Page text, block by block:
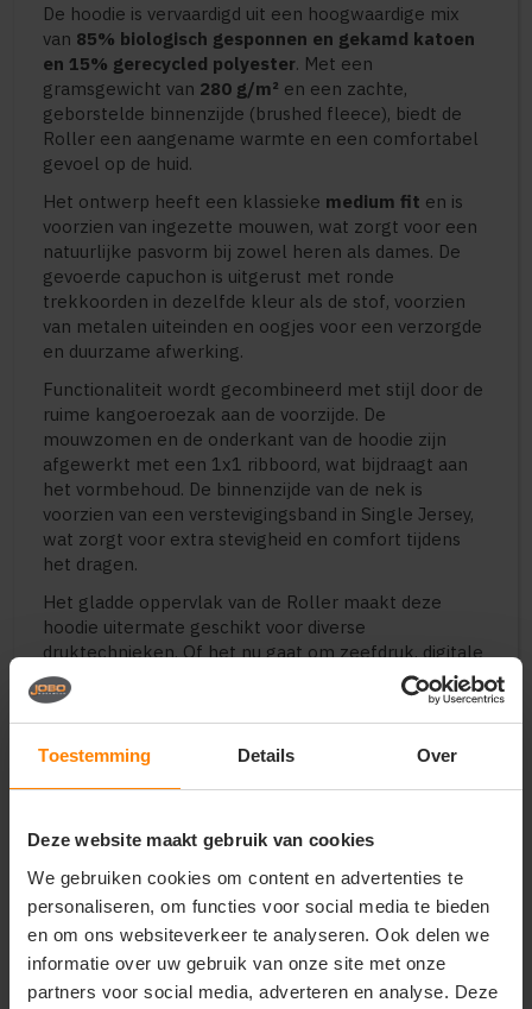
Toestemming Details Over
Deze website maakt gebruik van cookies
We gebruiken cookies om content en advertenties te
personaliseren, om functies voor social media te bieden
en om ons websiteverkeer te analyseren. Ook delen we
informatie over uw gebruik van onze site met onze
partners voor social media, adverteren en analyse. Deze
De hoodie is vervaardigd uit een hoogwaardige mix
van 85% biologisch gesponnen en gekamd katoen
en 15% gerecycled polyester. Met een
gramsgewicht van 280 g/m² en een zachte,
geborstelde binnenzijde (brushed fleece), biedt de
Roller een aangename warmte en een comfortabel
gevoel op de huid.
Het ontwerp heeft een klassieke medium fit en is
voorzien van ingezette mouwen, wat zorgt voor een
natuurlijke pasvorm bij zowel heren als dames. De
gevoerde capuchon is uitgerust met ronde
trekkoorden in dezelfde kleur als de stof, voorzien
van metalen uiteinden en oogjes voor een verzorgde
en duurzame afwerking.
Functionaliteit wordt gecombineerd met stijl door de
ruime kangoeroezak aan de voorzijde. De
mouwzomen en de onderkant van de hoodie zijn
afgewerkt met een 1x1 ribboord, wat bijdraagt aan
het vormbehoud. De binnenzijde van de nek is
voorzien van een verstevigingsband in Single Jersey,
wat zorgt voor extra stevigheid en comfort tijdens
het dragen.
Het gladde oppervlak van de Roller maakt deze
hoodie uitermate geschikt voor diverse
druktechnieken. Of het nu gaat om zeefdruk, digitale
print (DTG) of borduring, de stof zorgt voor een
scherp en duurzaam resultaat van uw logo of
ontwerp.
Perfect voor
Duurzame bedrijfskleding en casual uniformen
studenten
Gepersonaliseerde vrijetijdskleding
Startende modemerken met focus op
duurzaamheid